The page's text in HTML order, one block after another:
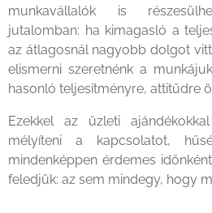
munkavállalók is
jutalomban: ha kimagasló a
az átlagosnál nagyobb dolgot
elismerni szeretnénk a
hasonló teljesítményre, attitűdre
Ezekkel az üzleti
mélyíteni a kapcsolatot,
mindenképpen érdemes
feledjük: az sem mindegy, hogy